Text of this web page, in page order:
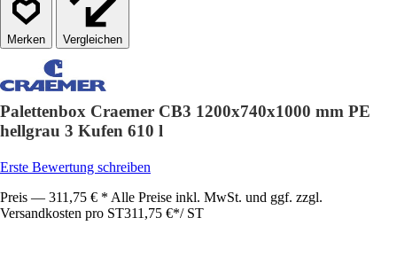
Vergleichen
Palettenbox Craemer CB3 1200x740x1000 mm PE
hellgrau 3 Kufen 610 l
Erste Bewertung schreiben
Preis — 311,75 € * Alle Preise inkl. MwSt. und ggf. zzgl.
Versandkosten pro ST311,75 €*/ ST